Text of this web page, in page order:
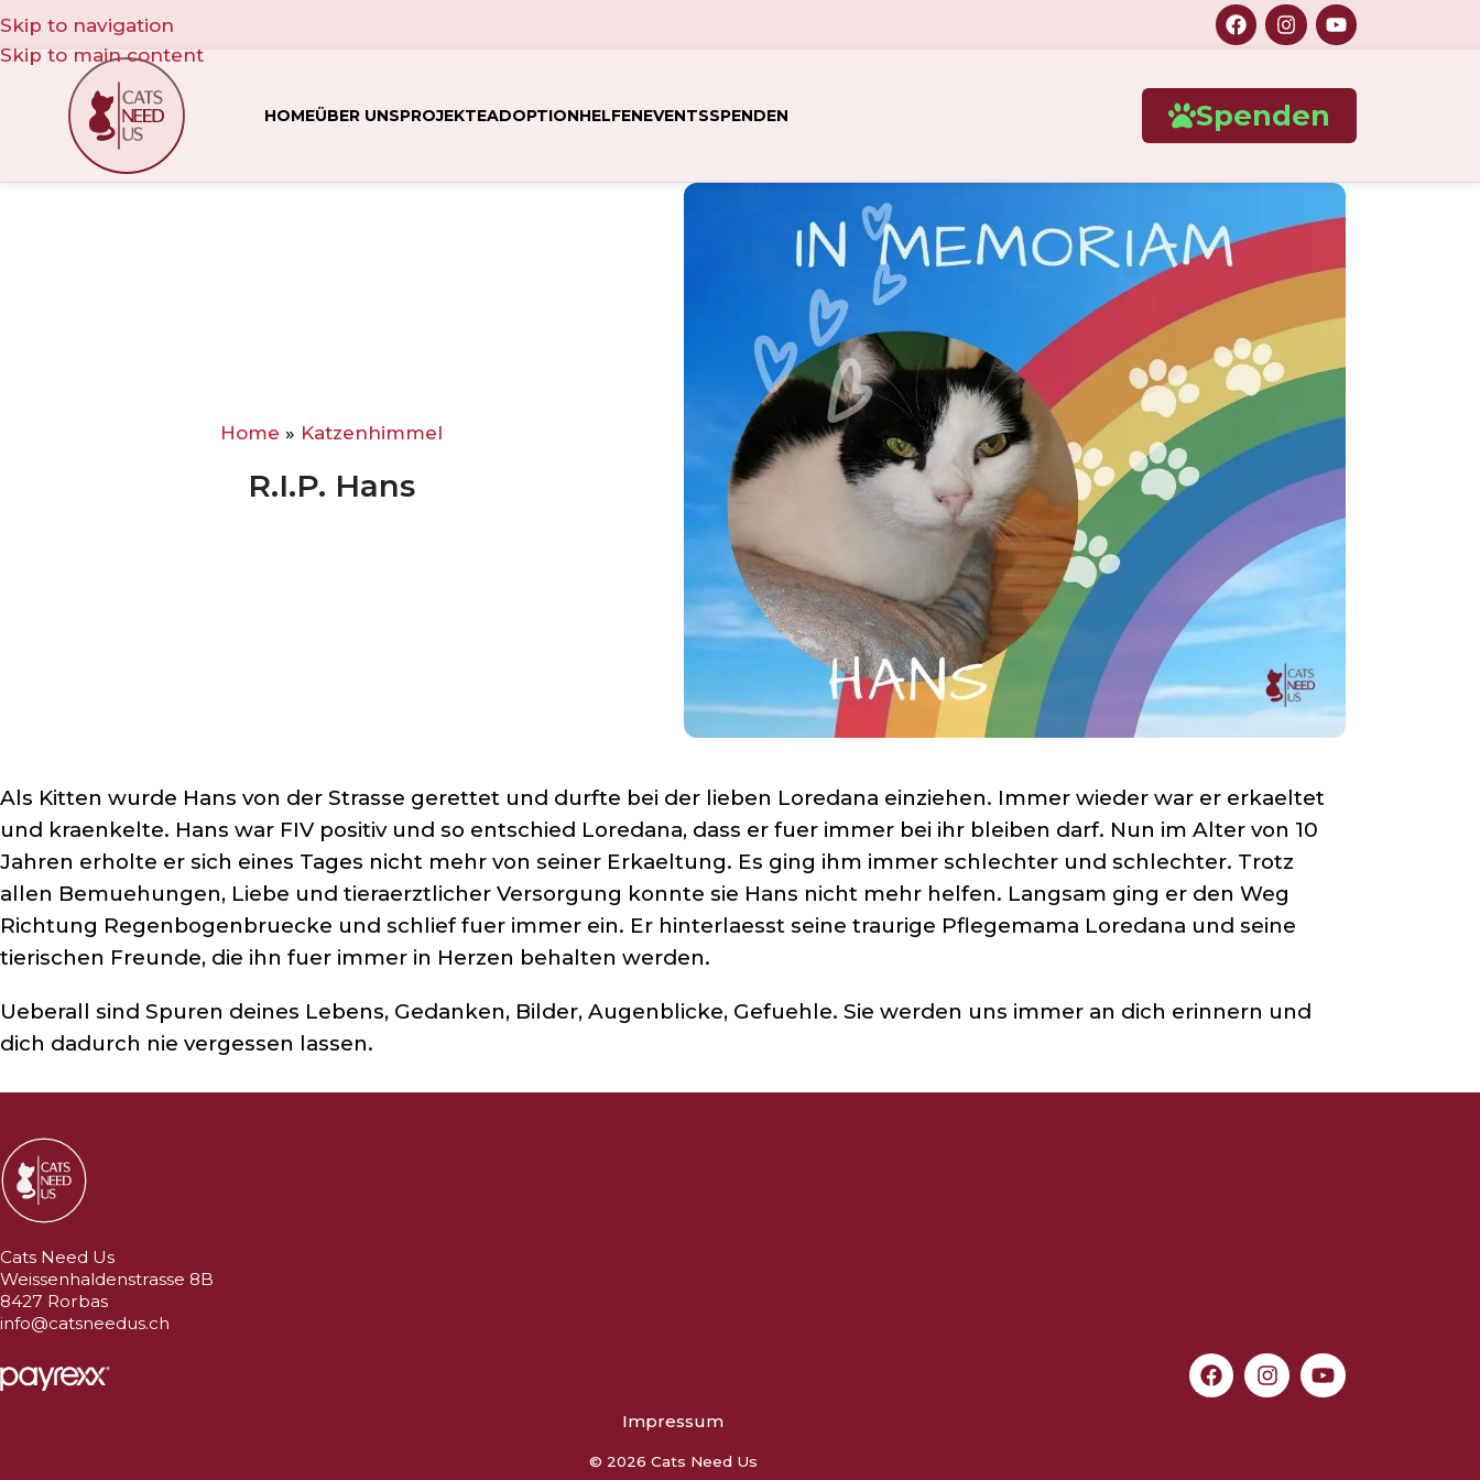
Skip to navigation
Skip to main content
HOMEÜBER UNSPROJEKTEADOPTIONHELFENEVENTSSPENDEN Spenden
Home » Katzenhimmel
R.I.P. Hans
Als Kitten wurde Hans von der Strasse gerettet und durfte bei der lieben Loredana einziehen. Immer wieder war er erkaeltet
und kraenkelte. Hans war FIV positiv und so entschied Loredana, dass er fuer immer bei ihr bleiben darf. Nun im Alter von 10
Jahren erholte er sich eines Tages nicht mehr von seiner Erkaeltung. Es ging ihm immer schlechter und schlechter. Trotz
allen Bemuehungen, Liebe und tieraerztlicher Versorgung konnte sie Hans nicht mehr helfen. Langsam ging er den Weg
Richtung Regenbogenbruecke und schlief fuer immer ein. Er hinterlaesst seine traurige Pflegemama Loredana und seine
tierischen Freunde, die ihn fuer immer in Herzen behalten werden.
Ueberall sind Spuren deines Lebens, Gedanken, Bilder, Augenblicke, Gefuehle. Sie werden uns immer an dich erinnern und
dich dadurch nie vergessen lassen.
Cats Need Us
Weissenhaldenstrasse 8B
8427 Rorbas
info@catsneedus.ch
Impressum
© 2026 Cats Need Us